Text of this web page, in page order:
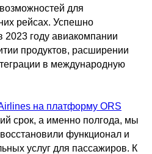
для
рейсах. Успешно
2023 году авиакомпании
продуктов, расширении
в международную
на платформу ORS
срок, а именно полгода, мы
функционал и
услуг для пассажиров. К